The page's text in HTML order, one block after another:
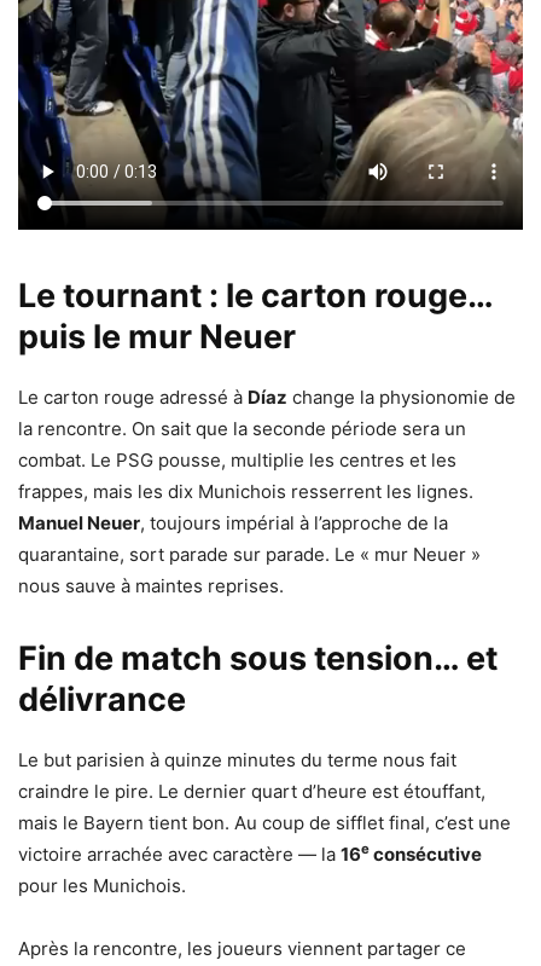
Le tournant : le carton rouge…
puis le mur Neuer
Le carton rouge adressé à Díaz change la physionomie de
la rencontre. On sait que la seconde période sera un
combat. Le PSG pousse, multiplie les centres et les
frappes, mais les dix Munichois resserrent les lignes.
Manuel Neuer, toujours impérial à l’approche de la
quarantaine, sort parade sur parade. Le « mur Neuer »
nous sauve à maintes reprises.
Fin de match sous tension… et
délivrance
Le but parisien à quinze minutes du terme nous fait
craindre le pire. Le dernier quart d’heure est étouffant,
mais le Bayern tient bon. Au coup de sifflet final, c’est une
victoire arrachée avec caractère — la 16e consécutive
pour les Munichois.
Après la rencontre, les joueurs viennent partager ce